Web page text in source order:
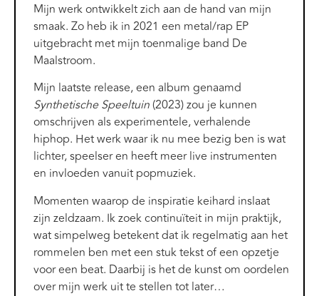
Mijn werk ontwikkelt zich aan de hand van mijn
smaak. Zo heb ik in 2021 een metal/rap EP
uitgebracht met mijn toenmalige band De
Maalstroom.
Mijn laatste release, een album genaamd
Synthetische Speeltuin(2023) zou je kunnen
omschrijven als experimentele, verhalende
hiphop. Het werk waar ik nu mee bezig ben is wat
lichter, speelser en heeft meer live instrumenten
en invloeden vanuit popmuziek.
Momenten waarop de inspiratie keihard inslaat
zijn zeldzaam. Ik zoek continuïteit in mijn praktijk,
wat simpelweg betekent dat ik regelmatig aan het
rommelen ben met een stuk tekst of een opzetje
voor een beat. Daarbij is het de kunst om oordelen
over mijn werk uit te stellen tot later…